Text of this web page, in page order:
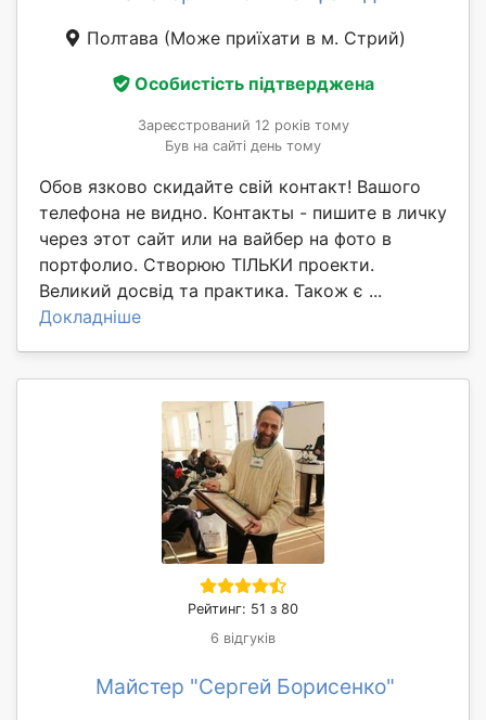
Полтава (Може приїхати в м. Стрий)
Особистість підтверджена
Зареєстрований 12 років тому
Був на сайті день тому
Обов язково скидайте свій контакт! Вашого
телефона не видно. Контакты - пишите в личку
через этот сайт или на вайбер на фото в
портфолио. Створюю ТІЛЬКИ проекти.
Великий досвід та практика. Також є ...
Докладніше
Рейтинг: 51 з 80
6 відгуків
Майстер "Сергей Борисенко"